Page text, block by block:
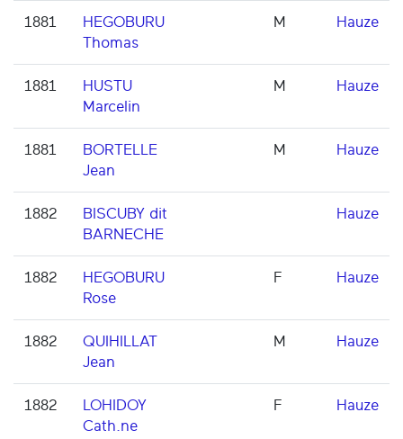
1881
HEGOBURU
Thomas
M Hauze
1881
HUSTU
Marcelin
M Hauze
1881
BORTELLE
Jean
M Hauze
1882
BISCUBY dit
BARNECHE
Hauze
1882
HEGOBURU
Rose
F Hauze
1882
QUIHILLAT
Jean
M Hauze
1882
LOHIDOY
Cath.ne
F Hauze